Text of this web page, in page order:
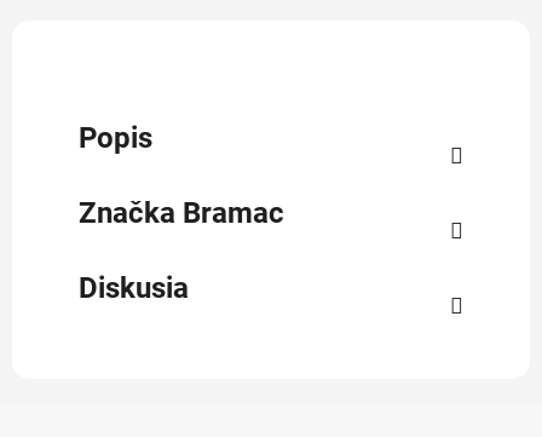
Popis
Značka Bramac
Diskusia